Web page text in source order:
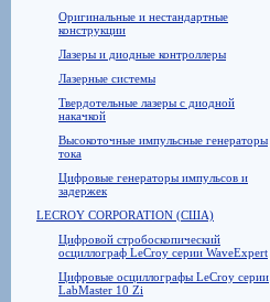
Оригинальные и нестандартные
конструкции
Лазеры и диодные контроллеры
Лазерные системы
Твердотельные лазеры с диодной
накачкой
Высокоточные импульсные генераторы
тока
Цифровые генераторы импульсов и
задержек
LECROY CORPORATION (США)
Цифровой стробоскопический
осциллограф LeCroy серии WaveExpert
Цифровые осциллографы LeCroy серии
LabMaster 10 Zi